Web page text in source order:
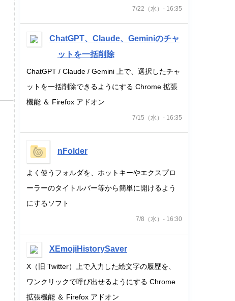
7/22（水）- 16:35
ChatGPT、Claude、Geminiのチャ
ットを一括削除
ChatGPT / Claude / Gemini 上で、選択したチャ
ットを一括削除できるようにする Chrome 拡張
機能 ＆ Firefox アドオン
7/15（水）- 16:35
nFolder
よく使うフォルダを、ホットキーやエクスプロ
ーラーのタイトルバー等から簡単に開けるよう
にするソフト
7/8（水）- 16:30
XEmojiHistorySaver
X（旧 Twitter）上で入力した絵文字の履歴を、
ワンクリックで呼び出せるようにする Chrome
拡張機能 ＆ Firefox アドオン